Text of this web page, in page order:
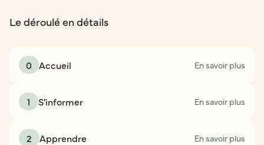
Le déroulé en détails
0 Accueil En savoir plus
1 S'informer En savoir plus
2 Apprendre En savoir plus